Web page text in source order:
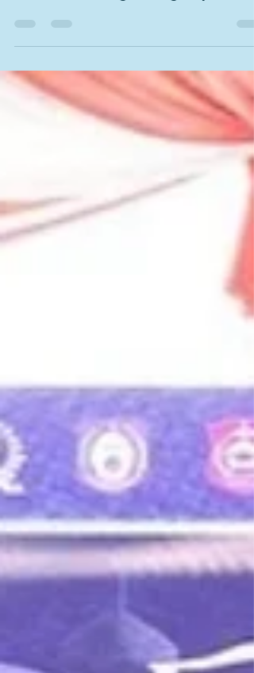
seakan masih berkesan di hati dan...